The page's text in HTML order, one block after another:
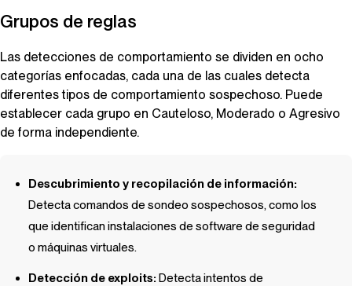
Grupos de reglas
Las detecciones de comportamiento se dividen en ocho
categorías enfocadas, cada una de las cuales detecta
diferentes tipos de comportamiento sospechoso. Puede
establecer cada grupo en Cauteloso, Moderado o Agresivo
de forma independiente.
Descubrimiento y recopilación de información:
Detecta comandos de sondeo sospechosos, como los
que identifican instalaciones de software de seguridad
o máquinas virtuales.
Detección de exploits:Detecta intentos de